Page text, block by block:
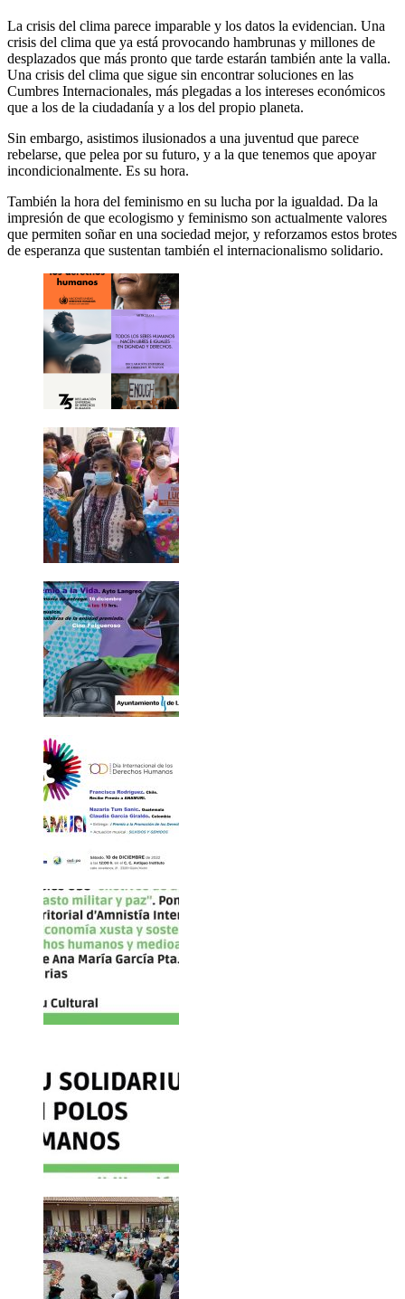
La crisis del clima parece imparable y los datos la evidencian. Una
crisis del clima que ya está provocando hambrunas y millones de
desplazados que más pronto que tarde estarán también ante la valla.
Una crisis del clima que sigue sin encontrar soluciones en las
Cumbres Internacionales, más plegadas a los intereses económicos
que a los de la ciudadanía y a los del propio planeta.
Sin embargo, asistimos ilusionados a una juventud que parece
rebelarse, que pelea por su futuro, y a la que tenemos que apoyar
incondicionalmente. Es su hora.
También la hora del feminismo en su lucha por la igualdad. Da la
impresión de que ecologismo y feminismo son actualmente valores
que permiten soñar en una sociedad mejor, y reforzamos estos brotes
de esperanza que sustentan también el internacionalismo solidario.